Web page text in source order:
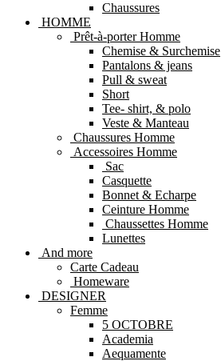
Chaussures
HOMME
Prêt-à-porter Homme
Chemise & Surchemise
Pantalons & jeans
Pull & sweat
Short
Tee- shirt, & polo
Veste & Manteau
Chaussures Homme
Accessoires Homme
Sac
Casquette
Bonnet & Echarpe
Ceinture Homme
Chaussettes Homme
Lunettes
And more
Carte Cadeau
Homeware
DESIGNER
Femme
5 OCTOBRE
Academia
Aequamente